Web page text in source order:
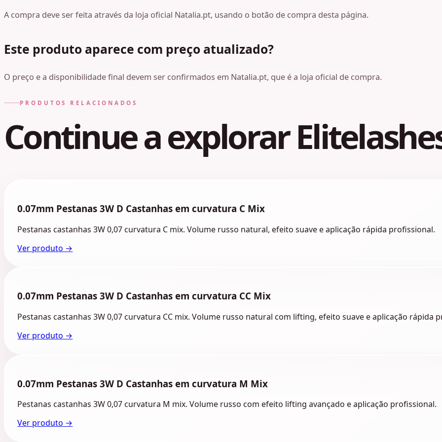
A compra deve ser feita através da loja oficial Natalia.pt, usando o botão de compra desta página.
Este produto aparece com preço atualizado?
O preço e a disponibilidade final devem ser confirmados em Natalia.pt, que é a loja oficial de compra.
PRODUTOS RELACIONADOS
Continue a explorar
0.07mm Pestanas 3W D Castanhas em curvatura C Mix
Pestanas castanhas 3W 0,07 curvatura C mix. Volume russo natural, efeito suave e aplicação rápida profissional.
Ver produto →
0.07mm Pestanas 3W D Castanhas em curvatura CC Mix
Pestanas castanhas 3W 0,07 curvatura CC mix. Volume russo natural com lifting, efeito suave e aplicação rápida
Ver produto →
0.07mm Pestanas 3W D Castanhas em curvatura M Mix
Pestanas castanhas 3W 0,07 curvatura M mix. Volume russo com efeito lifting avançado e aplicação profissional.
Ver produto →